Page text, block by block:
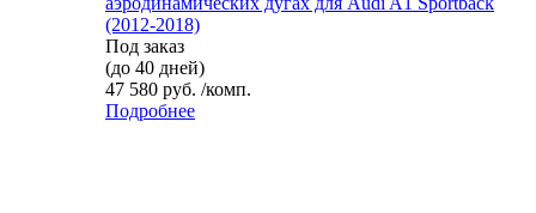
(2012-2018)
Под заказ
(до 40 дней)
47 580 руб. /комп.
Подробнее